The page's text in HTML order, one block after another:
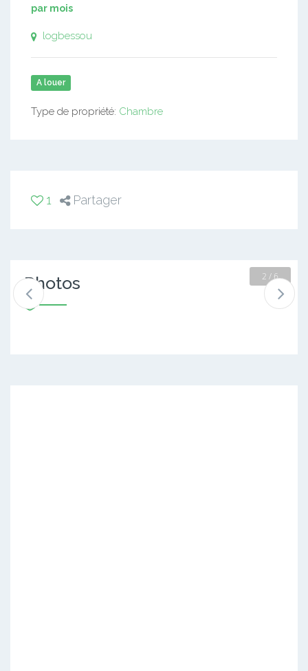
par mois
logbessou
A louer
Type de propriété: Chambre
1 Partager
Photos 2 / 6